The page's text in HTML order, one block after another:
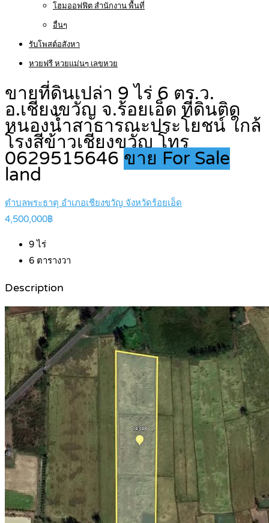
โฮมออฟฟิต สำนักงาน พื้นที่
อื่นๆ
รับโพสต์อสังหา
หวยฟรี หวยแม่นๆ เลขหวย
ขายที่ดินเปล่า 9 ไร่ 6 ตร.ว.
อ.เชียงขวัญ จ.ร้อยเอ็ด ที่ดินติด
หนองน้ำสาธารณะประโยชน์ ใกล้
โรงสีข้าวเชียงขวัญ โทร
0629515646 ขาย For Sale
land
ตำบลพระธาตุ อำเภอเชียงขวัญ จังหวัดร้อยเอ็ด
4,500,000฿
9ไร่
6 ตารางวา
Description